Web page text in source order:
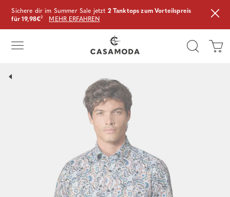
Sichere dir im Summer Sale jetzt 2 Tanktops zum Vorteilspreis
für 19,98€² MEHR ERFAHREN